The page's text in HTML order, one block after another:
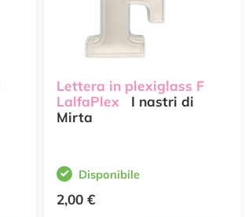
Lettera in plexiglass F
LalfaPlex
I nastri di
Mirta
Disponibile
2,00 €